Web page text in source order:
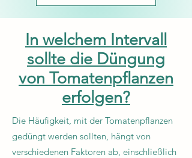
In welchem Intervall
sollte die Düngung
von Tomatenpflanzen
erfolgen?
Die Häufigkeit, mit der Tomatenpflanzen
gedüngt werden sollten, hängt von
verschiedenen Faktoren ab, einschließlich